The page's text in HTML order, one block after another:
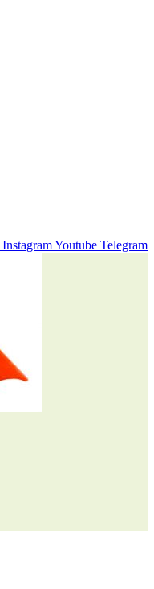
InstagramYoutube Telegram